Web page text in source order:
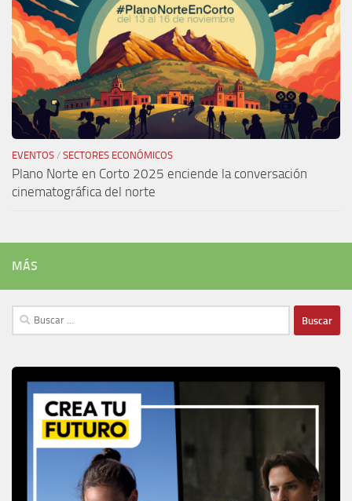
EVENTOS / SECTORES ECONÓMICOS
Plano Norte en Corto 2025 enciende la conversación
cinematográfica del norte
MÁS
Buscar: